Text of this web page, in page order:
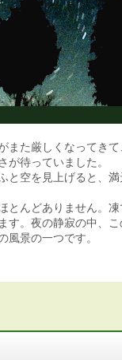
また厳しくなってき
が待っていました。
と空を見上げると、
とんどありません。
す。夜の静寂の中、
風景の一つです。